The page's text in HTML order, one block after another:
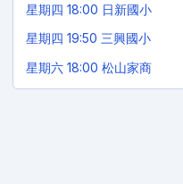
星期四 18:00 日新國小
星期四 19:50 三興國小
星期六 18:00 松山家商